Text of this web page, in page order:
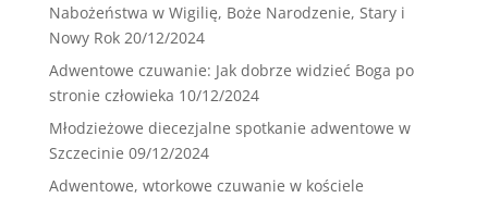
Nabożeństwa w Wigilię, Boże Narodzenie, Stary i
Nowy Rok 20/12/2024
Adwentowe czuwanie: Jak dobrze widzieć Boga po
stronie człowieka 10/12/2024
Młodzieżowe diecezjalne spotkanie adwentowe w
Szczecinie 09/12/2024
Adwentowe, wtorkowe czuwanie w kościele